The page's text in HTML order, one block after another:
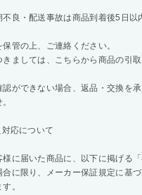
良・配送事故は商品到着後5日
管の上、ご連絡ください。
ましては、こちらから商品の引
ができない場合、返品・交換を承
応について
様に届いた商品に、以下に掲げる
に限り、メーカー保証規定に基
。